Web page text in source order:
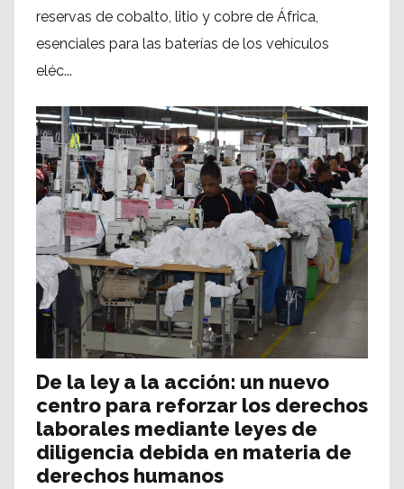
reservas de cobalto, litio y cobre de África,
esenciales para las baterías de los vehículos
eléc...
De la ley a la acción: un nuevo
centro para reforzar los derechos
laborales mediante leyes de
diligencia debida en materia de
derechos humanos